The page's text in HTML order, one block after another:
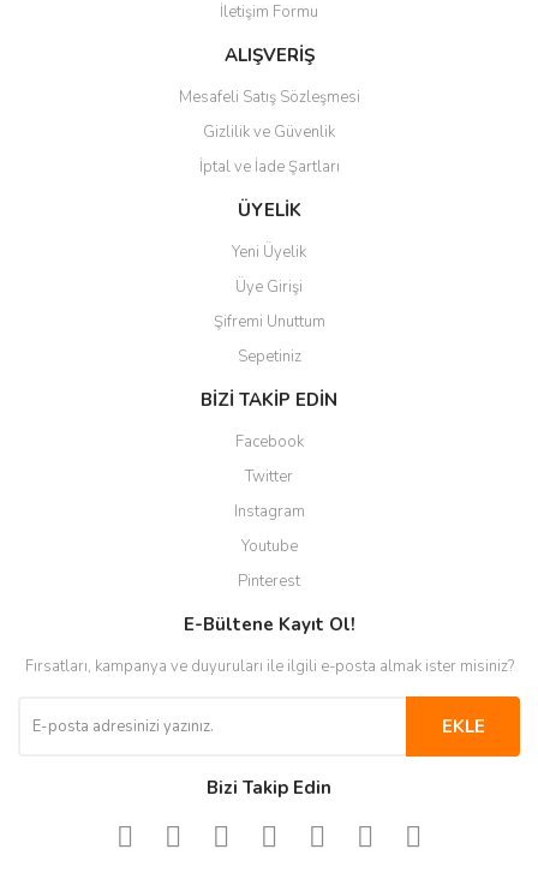
Ürün fiyatı diğer sitelerden daha pahalı.
Bu ürüne benzer farklı alternatifler olmalı.
Gönder
İletişim Formu
ALIŞVERİŞ
Mesafeli Satış Sözleşmesi
Gizlilik ve Güvenlik
İptal ve İade Şartları
ÜYELİK
Yeni Üyelik
Üye Girişi
Şifremi Unuttum
Sepetiniz
BİZİ TAKİP EDİN
Facebook
Twitter
Instagram
Youtube
Pinterest
E-Bültene Kayıt Ol!
Fırsatları, kampanya ve duyuruları ile ilgili e-posta almak ister misiniz?
EKLE
Bizi Takip Edin